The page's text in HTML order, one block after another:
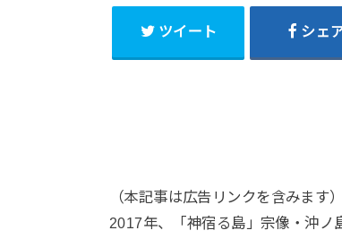
ツイート シェ
（本記事は広告リンクを含みます）
2017年、「神宿る島」宗像・沖ノ